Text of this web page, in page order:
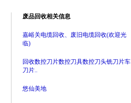
废品回收相关信息
嘉峪关电缆回收、废旧电缆回收(欢迎光
临)
回收数控刀片数控刀具数控刀头铣刀片车
刀片..
悠仙美地